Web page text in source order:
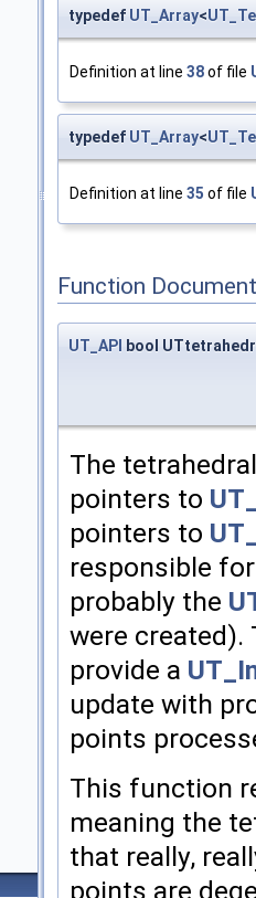
typedef UT_Array<
Definition at line 38of file
typedef UT_Array<
Definition at line 35 of file
Function
UT_API bool
The
pointers to
pointers to
responsible
probably the
were created).
provide a
update with
points
This function
meaning the
that really,
points are